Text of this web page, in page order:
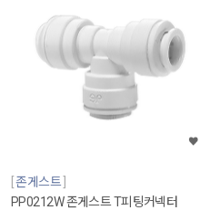
존게스트
PP0212W 존게스트 T피팅커넥터